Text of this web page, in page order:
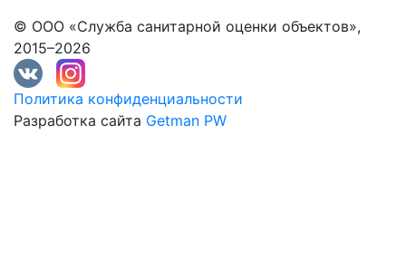
© ООО «Служба санитарной оценки объектов»,
2015–2026
Политика конфиденциальности
Разработка сайта Getman PW